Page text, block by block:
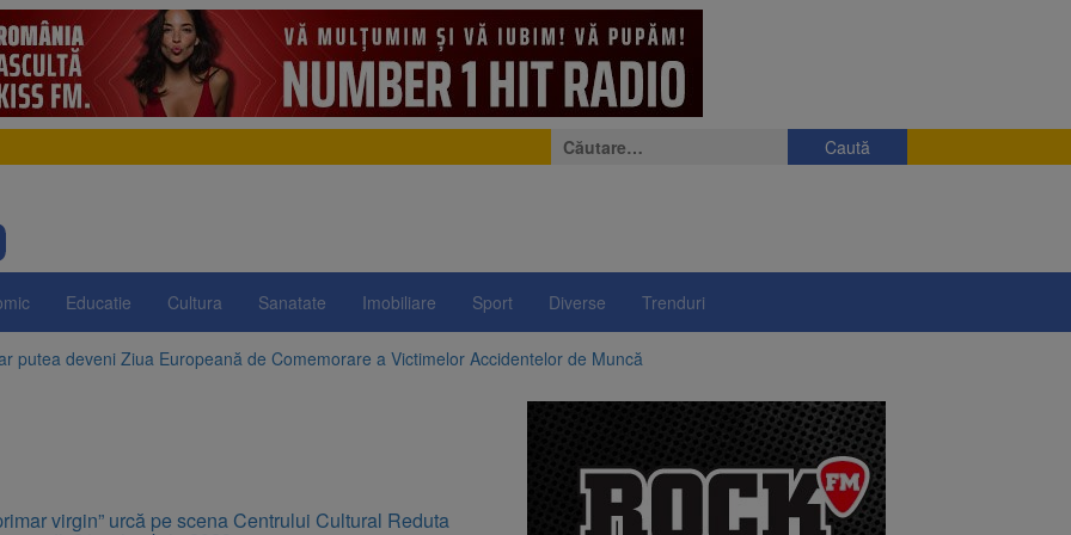
Caută
după:
Educatie Cultura Sanatate Imobiliare Sport Diverse Trenduri
putea deveni Ziua Europeană de Comemorare a Victimelor Accidentelor de Muncă
la apelul pentru reducerea consumului de energie. Nivelul Dunării a început să crească
Română pentru Iluminat cere reducerea luminii pe timpul nopții, nu oprirea iluminatului public
virgin” urcă pe scena Centrului Cultural Reduta